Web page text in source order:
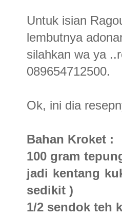
Untuk isian
lembutnya
silahkan wa ya
089654712500.
Ok, ini dia
Bahan Kroket :
100 gram
jadi kentang
sedikit )
1/2 sendok teh